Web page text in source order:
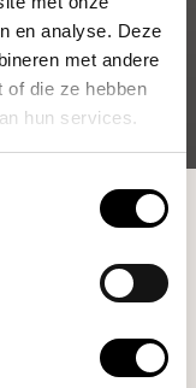
en analyse. Deze
met andere
of die ze hebben
hun services.